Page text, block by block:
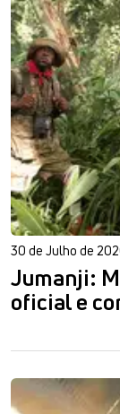
30 de Julho de
Jumanji:
oficial e